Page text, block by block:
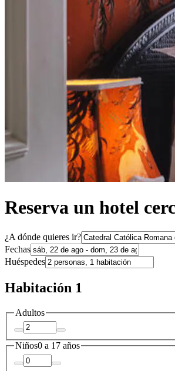
Reserva un hotel
¿A dónde quieres ir?
Fechas
Huéspedes
Habitación 1
Adultos
Niños0 a 17 años